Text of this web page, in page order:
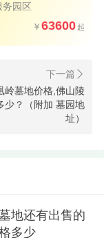
定镇石厂村与
法院西门马路
公里，毗邻
起伏，形似龙
园区
63600
岭墓地价格,佛山陵
少？（附加 墓园地
址）
地还有出售的
多少